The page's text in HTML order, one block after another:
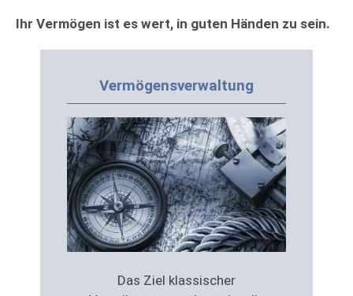
Ihr Vermögen ist es wert, in guten Händen zu sein.
Vermögensverwaltung
Das Ziel klassischer